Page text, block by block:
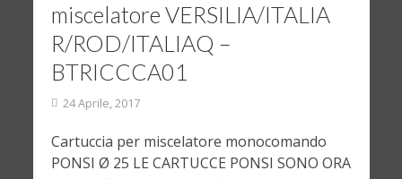
miscelatore VERSILIA/ITALIA
R/ROD/ITALIAQ –
BTRICCCA01
24 Aprile, 2017
Cartuccia per miscelatore monocomando
PONSI Ø 25 LE CARTUCCE PONSI SONO ORA